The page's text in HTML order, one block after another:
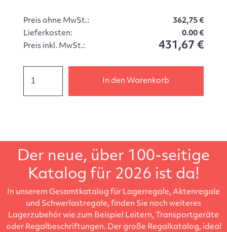
Preis ohne MwSt.:
362,75 €
Lieferkosten:
0.00 €
Preis inkl. MwSt.:
431,67 €
In den Warenkorb
Der neue, über 100-seitige
Katalog für 2026 ist da!
In unserem Gesamtkatalog für Lagerregale, Aktenregale
und Schwerlastregale, finden Sie noch weiteres
Lagerzubehör wie zum Beispiel Leitern, Transportgeräte
oder Regalbeschriftungen. Der große Regalkatalog, ideal